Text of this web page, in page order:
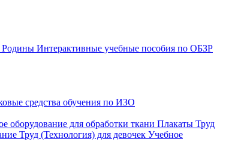
Родины Интерактивные учебные пособия по ОБЗР
средства обучения по ИЗО
оборудование для обработки ткани Плакаты Труд
Труд (Технология) для девочек Учебное